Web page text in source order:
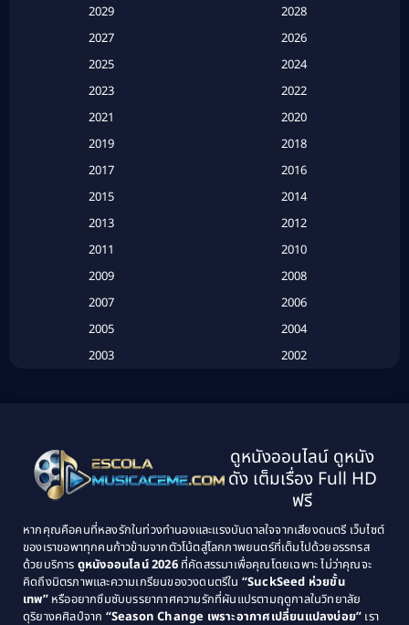
Based on a True Story สร้างจากเรื่องจริง(2)
Based on a True Story เรื่องจริง (20)
Based on a True Story เรื่องจริง (16)
(134)
Classic หนังคลาสสิก(21)
Classic หนังคลาสสิก(25)
Comedy ตลก(46)
Comedy ตลก(515)
2029
2028
2027
2026
2025
2024
2023
2022
2021
2020
2019
2018
2017
2016
2015
2014
2013
2012
2011
2010
2009
2008
2007
2006
2005
2004
2003
2002
1995
1994
1993
1992
1989
1988
1987
1986
1985
1984
1983
1982
ดูหนังออนไลน์ ดูหนัง
ดัง เต็มเรื่อง Full HD
ฟรี
หากคุณคือคนที่หลงรักในท่วงทำนองและแรงบันดาลใจจากเสียงดนตรี เว็บไซต์
ของเราขอพาทุกคนก้าวข้ามจากตัวโน้ตสู่โลกภาพยนตร์ที่เต็มไปด้วยอรรถรส
ด้วยบริการ ดูหนังออนไลน์ 2026ที่คัดสรรมาเพื่อคุณโดยเฉพาะ ไม่ว่าคุณจะ
คิดถึงมิตรภาพและความเกรียนของวงดนตรีใน “SuckSeed ห่วยขั้น
เทพ”หรืออยากซึมซับบรรยากาศความรักที่ผันแปรตามฤดูกาลในวิทยาลัย
ดุริยางคศิลป์จาก “Season Change เพราะอากาศเปลี่ยนแปลงบ่อย” เรา